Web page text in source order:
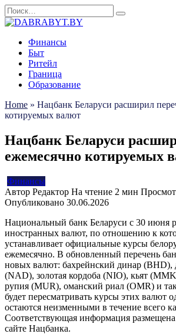
Перейти
к
Search
for:
Финансы
Быт
Ритейл
Граница
Образование
Home » Нацбанк Беларуси расширил
котируемых валют
Нацбанк Беларуси
ежемесячно котируемых
Финансы
Автор Редактор На чтение 2 мин
Опубликовано 30.06.2026
Национальный банк Беларуси с 30 июня
иностранных валют, по отношению к
устанавливает официальные курсы
ежемесячно. В обновленный перечень
новых валют: бахрейнский динар (BHD),
(NAD), золотая кордоба (NIO), кьят
рупия (MUR), оманский риал (OMR) и
будет пересматривать курсы этих валют
остаются неизменными в течение всего
Соответствующая информация
сайте Нацбанка.